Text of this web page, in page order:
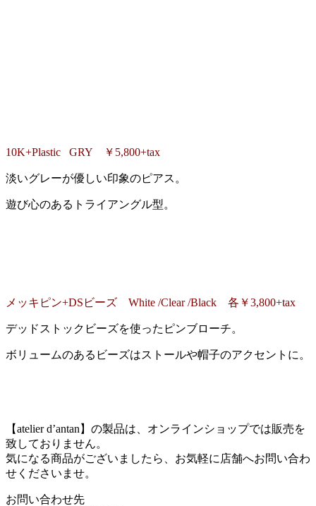
10K+Plastic GRY ￥5,800+tax
淡いグレーが優しい印象のピアス。
遊び心のあるトライアングル型。
メッキピン+DSビーズ White /Clear /Black 各￥3,800+tax
デッドストックビーズを使ったピンブローチ。
ボリュームのあるビーズはストールや帽子のアクセントに。
【atelier d’antan】の製品は、オンラインショップでは販売を
致しておりません。
気になる商品がございましたら、お気軽に店舗へお問い合わ
せくださいませ。
お問い合わせ先